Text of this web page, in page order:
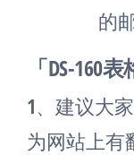
的
「DS-160
1、建议大
为网站上有